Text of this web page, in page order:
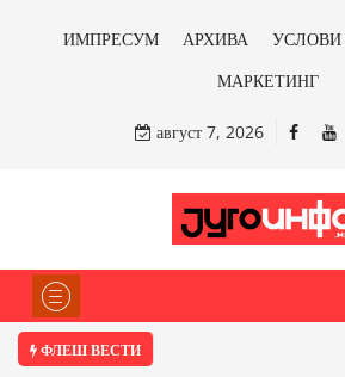
ИМПРЕСУМ АРХИВА
УСЛОВИ
МАРКЕТИНГ
август 7, 2026
ФЛЕШ ВЕСТИ